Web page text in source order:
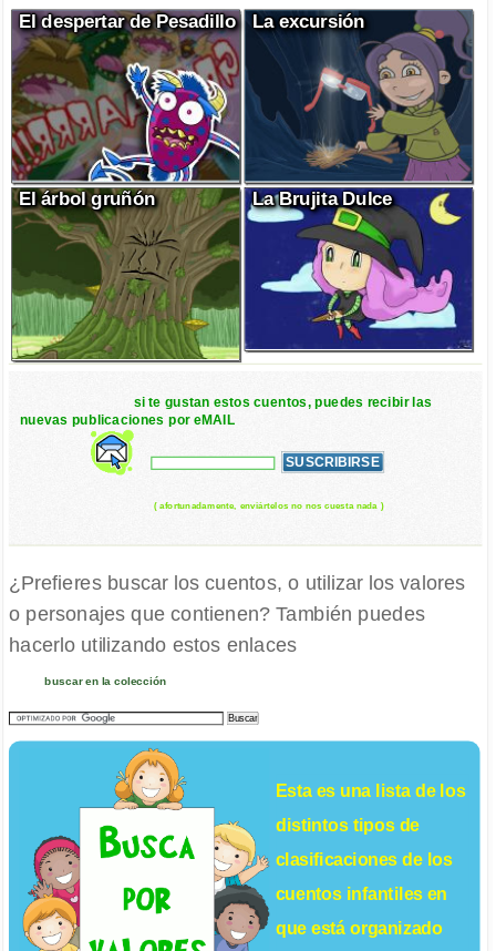
El despertar de Pesadillo La excursión
El árbol gruñón La Brujita Dulce
si te gustan estos cuentos, puedes recibir las
nuevas publicaciones por eMAIL
( afortunadamente, enviártelos no nos cuesta nada )
¿Prefieres buscar los cuentos, o utilizar los valores
o personajes que contienen? También puedes
hacerlo utilizando estos enlaces
buscar en la colección
Esta es una lista de los
distintos tipos de
clasificaciones de los
cuentos infantilesen
que está organizado